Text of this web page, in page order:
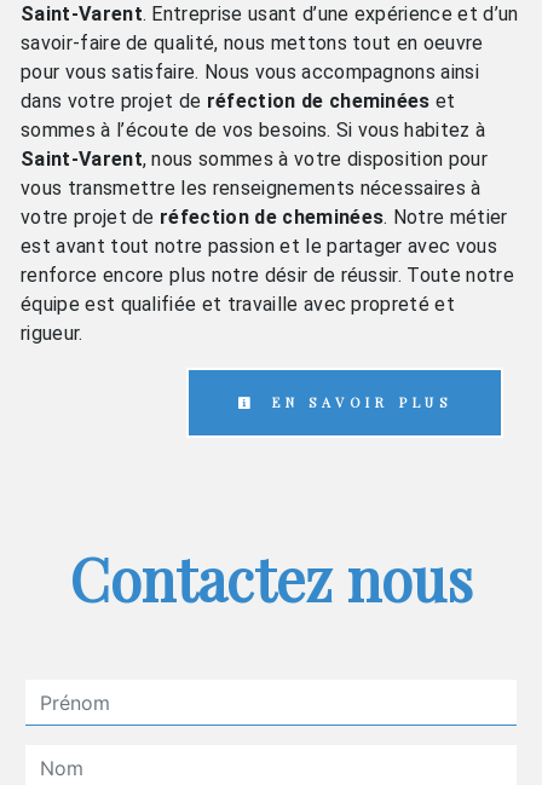
Saint-Varent. Entreprise usant d’une expérience et d’un
savoir-faire de qualité, nous mettons tout en oeuvre
pour vous satisfaire. Nous vous accompagnons ainsi
dans votre projet de réfection de cheminées et
sommes à l’écoute de vos besoins. Si vous habitez à
Saint-Varent, nous sommes à votre disposition pour
vous transmettre les renseignements nécessaires à
votre projet de réfection de cheminées. Notre métier
est avant tout notre passion et le partager avec vous
renforce encore plus notre désir de réussir. Toute notre
équipe est qualifiée et travaille avec propreté et
rigueur.
EN SAVOIR PLUS
Contactez nous